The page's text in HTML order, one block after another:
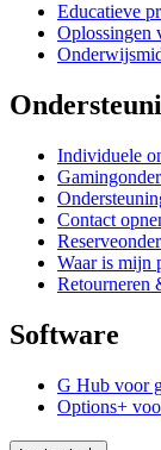
Educatieve
Oplossingen
Individuele
Contact
Waar is mijn
Retourneren
Software
G Hub voor
Options+